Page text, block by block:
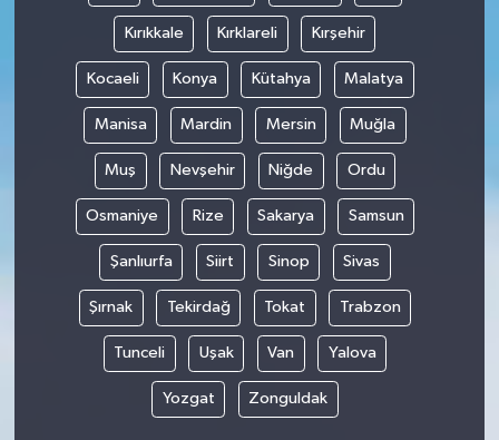
Kırıkkale Kırklareli Kırşehir
Kocaeli Konya Kütahya Malatya
Manisa Mardin Mersin Muğla
Muş Nevşehir Niğde Ordu
Osmaniye Rize Sakarya Samsun
Şanlıurfa Siirt Sinop Sivas
Şırnak Tekirdağ Tokat Trabzon
Tunceli Uşak Van Yalova
Yozgat Zonguldak